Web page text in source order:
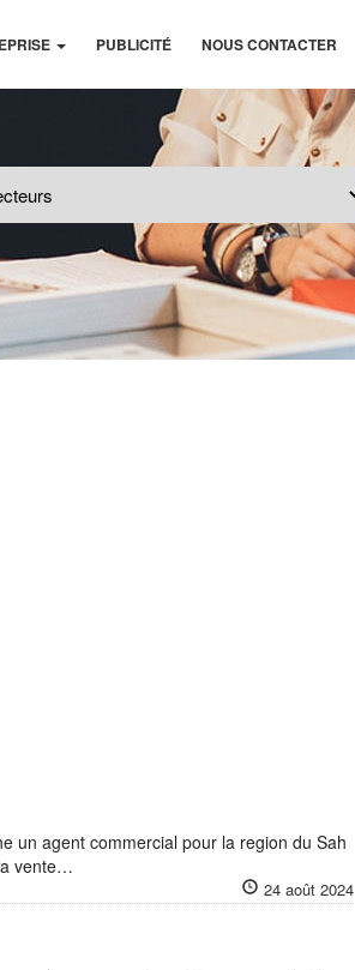
PUBLICITÉ NOUS CONTACTER
un agent commercial pour la region du Sah
vente…
24 août 2024